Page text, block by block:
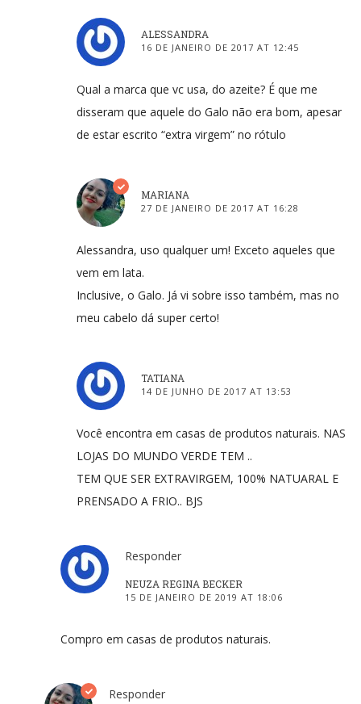
ALESSANDRA
16 DE JANEIRO DE 2017 AT 12:45
Qual a marca que vc usa, do azeite? É que me
disseram que aquele do Galo não era bom, apesar
de estar escrito “extra virgem” no rótulo
MARIANA
27 DE JANEIRO DE 2017 AT 16:28
Alessandra, uso qualquer um! Exceto aqueles que
vem em lata.
Inclusive, o Galo. Já vi sobre isso também, mas no
meu cabelo dá super certo!
TATIANA
14 DE JUNHO DE 2017 AT 13:53
Você encontra em casas de produtos naturais. NAS
LOJAS DO MUNDO VERDE TEM ..
TEM QUE SER EXTRAVIRGEM, 100% NATUARAL E
PRENSADO A FRIO.. BJS
Responder
NEUZA REGINA BECKER
15 DE JANEIRO DE 2019 AT 18:06
Compro em casas de produtos naturais.
Responder